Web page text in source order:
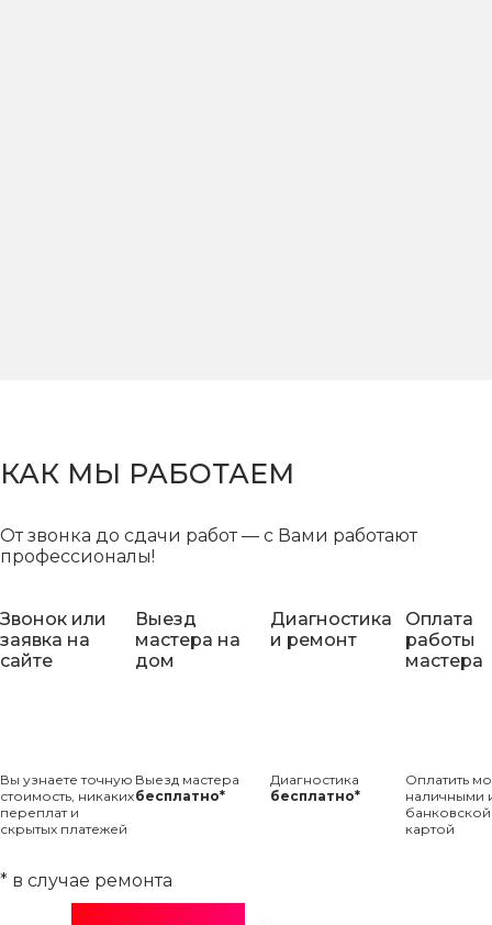
КАК МЫ РАБОТАЕМ
От звонка до сдачи работ — с Вами работают
профессионалы!
Звонок или
заявка на
сайте
Вы узнаете точную
стоимость, никаких
переплат и
скрытых платежей
Выезд
мастера на
дом
Выезд мастера
бесплатно*
Диагностика
и ремонт
Диагностика
бесплатно*
Оплата
работы
мастера
Оплатить
наличными
банковской
картой
* в случае ремонта